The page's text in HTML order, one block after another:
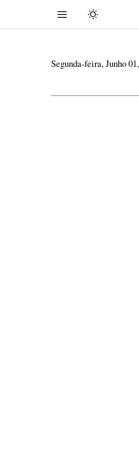
Segunda-feira, Junho